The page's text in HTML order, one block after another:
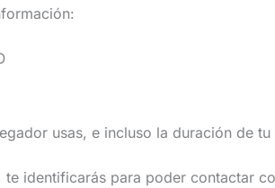
usas, e incluso la duración de tu
para poder contactar